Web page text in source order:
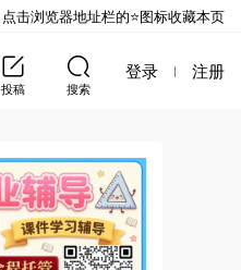
投稿 搜索
登录 注册
点击浏览器地址栏的⭐图标收藏本页